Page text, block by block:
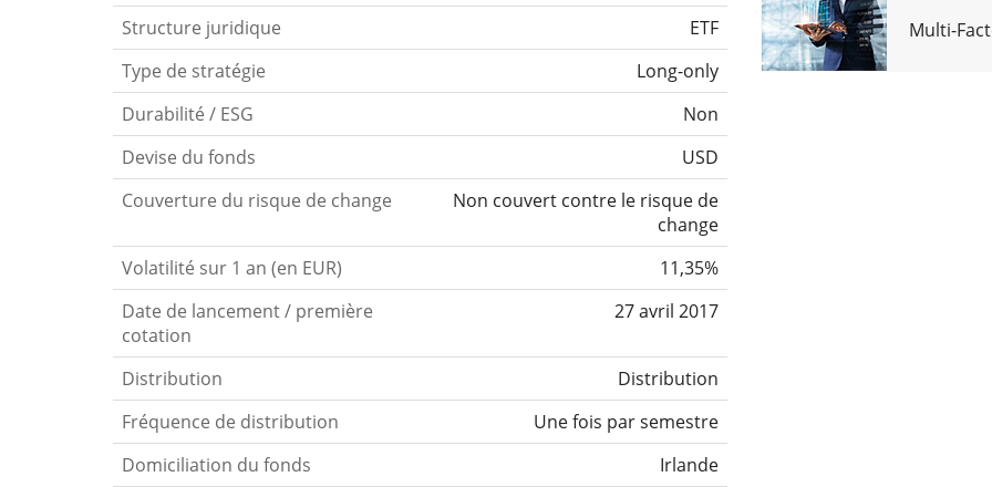
Structure juridique
ETF
Type de stratégie
Long-only
Durabilité / ESG
Non
Devise du fonds
USD
Couverture du risque de change
Non couvert contre le risque de
change
Volatilité sur 1 an (en EUR)
11,35%
Date de lancement / première
cotation
27 avril 2017
Distribution
Distribution
Fréquence de distribution
Une fois par semestre
Domiciliation du fonds
Irlande
Multi-